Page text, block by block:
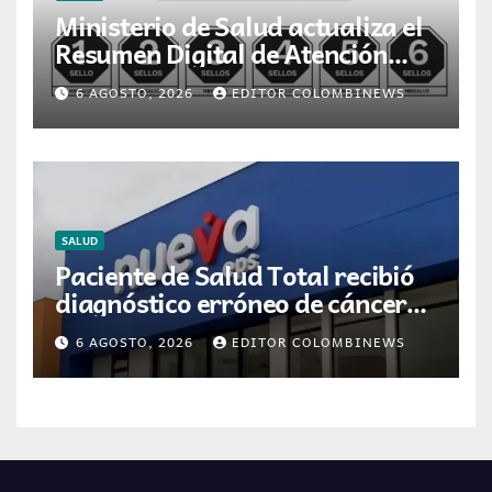
Ministerio de Salud actualiza el
Resumen Digital de Atención
para la dispensación de
medicamentos en Colombia
6 AGOSTO, 2026 EDITOR COLOMBINEWS
SALUD
Paciente de Salud Total recibió
diagnóstico erróneo de cáncer
por resultados de otra persona
6 AGOSTO, 2026 EDITOR COLOMBINEWS